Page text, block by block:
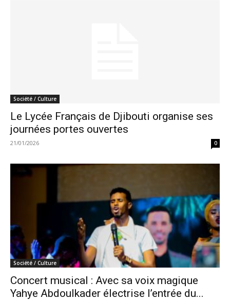
Société / Culture
Le Lycée Français de Djibouti organise ses
journées portes ouvertes
21/01/2026 0
Société / Culture
Concert musical : Avec sa voix magique
Yahye Abdoulkader électrise l’entrée du...